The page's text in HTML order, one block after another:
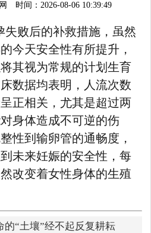
时间：2026-08-06 10:39:49
失败后的补救措施，虽然
今天安全性有所提升，
其视为常规的计划生育
数据均表明，人流次数
正相关，尤其是超过两
身体造成不可逆的伤
性到输卵管的通畅度，
未来妊娠的安全性，每
改变着女性身体的生殖
“土壤”经不起反复耕耘